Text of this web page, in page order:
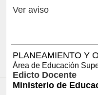
Ver aviso
PLANEAMIENTO Y
Área de Educación
Edicto Docente
Ministerio de